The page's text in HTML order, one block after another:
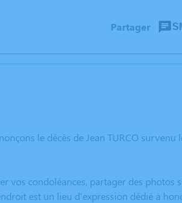
Partager
le décès de Jean TURCO
vos condoléances, partager des photos
est un lieu d'expression dédié à